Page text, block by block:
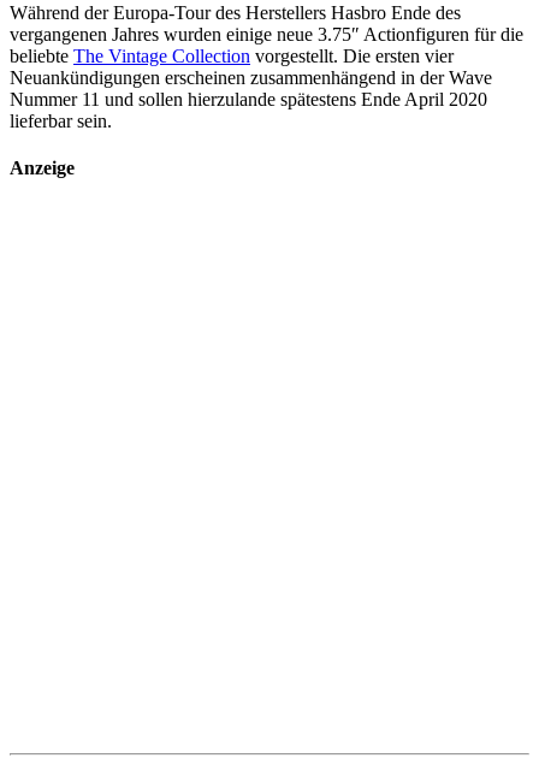
Während der Europa-Tour des Herstellers Hasbro Ende des
vergangenen Jahres wurden einige neue 3.75″ Actionfiguren für die
beliebte The Vintage Collection vorgestellt. Die ersten vier
Neuankündigungen erscheinen zusammenhängend in der Wave
Nummer 11 und sollen hierzulande spätestens Ende April 2020
lieferbar sein.
Anzeige